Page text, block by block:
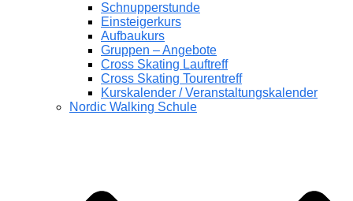
Schnupperstunde
Einsteigerkurs
Aufbaukurs
Gruppen – Angebote
Cross Skating Lauftreff
Cross Skating Tourentreff
Kurskalender / Veranstaltungskalender
Nordic Walking Schule